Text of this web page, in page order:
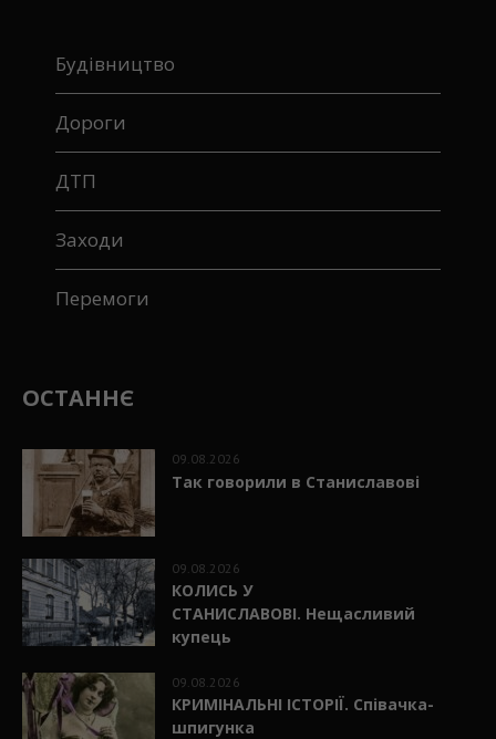
Будівництво
Дороги
ДТП
Заходи
Перемоги
ОСТАННЄ
09.08.2026
Так говорили в Станиславові
09.08.2026
КОЛИСЬ У
СТАНИСЛАВОВІ. Нещасливий
купець
09.08.2026
КРИМІНАЛЬНІ ІСТОРІЇ. Співачка-
шпигунка